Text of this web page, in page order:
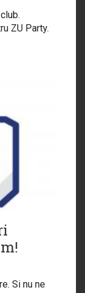
ZU Party.
Si nu ne